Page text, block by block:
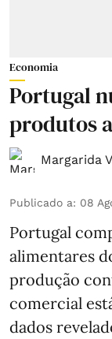
Economia
Portugal
produtos
Margarida
Publicado a: 08
Portugal
alimentares
produção
comercial
dados